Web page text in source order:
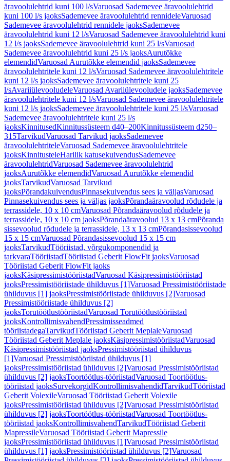
äravoolulehtrid kuni 100 l/sVaruosad Sademevee äravoolulehtrid
kuni 100 l/s jaoksSademevee äravoolulehtrid rennideleVaruosad
Sademevee äravoolulehtrid rennidele jaoksSademevee
äravoolulehtrid kuni 12 l/sVaruosad Sademevee äravoolulehtrid kuni
12 l/s jaoksSademevee äravoolulehtrid kuni 25 l/sVaruosad
Sademevee äravoolulehtrid kuni 25 l/s jaoksAurutõkke
elemendidVaruosad Aurutõkke elemendid jaoksSademevee
äravoolulehtritele kuni 12 l/sVaruosad Sademevee äravoolulehtritele
kuni 12 l/s jaoksSademevee äravoolulehtritele kuni 25
l/sAvariiülevooludeleVaruosad Avariiülevooludele jaoksSademevee
äravoolulehtritele kuni 12 l/sVaruosad Sademevee äravoolulehtritele
kuni 12 l/s jaoksSademevee äravoolulehtritele kuni 25 l/sVaruosad
Sademevee äravoolulehtritele kuni 25 l/s
jaoksKinnitusedKinnitussüsteem d40–200Kinnitussüsteem d250–
315TarvikudVaruosad Tarvikud jaoksSademevee
äravoolulehtriteleVaruosad Sademevee äravoolulehtritele
jaoksKinnitusteleHarilik katusekuivendusSademevee
äravoolulehtridVaruosad Sademevee äravoolulehtrid
jaoksAurutõkke elemendidVaruosad Aurutõkke elemendid
jaoksTarvikudVaruosad Tarvikud
jaoksPõrandakuivendusPinnasekuivendus sees ja väljasVaruosad
Pinnasekuivendus sees ja väljas jaoksPõrandaäravoolud rõdudele ja
terrassidele, 10 x 10 cmVaruosad Põrandaäravoolud rõdudele ja
terrassidele, 10 x 10 cm jaoksPõrandaäravoolud 13 x 13 cmPõranda
sissevoolud rõdudele ja terrassidele, 13 x 13 cmPõrandasissevoolud
15 x 15 cmVaruosad Põrandasissevoolud 15 x 15 cm
jaoksTarvikudTööriistad, võrgukomponendid ja
tarkvaraTööriistadTööriistad Geberit FlowFit jaoksVaruosad
Tööriistad Geberit FlowFit jaoks
jaoksKäsipressimistööriistadVaruosad Käsipressimistööriistad
jaoksPressimistööriistade ühilduvus [1]Varuosad Pressimistööriistade
ühilduvus [1] jaoksPressimistööriistade ühilduvus [2]Varuosad
Pressimistööriistade ühilduvus [2]
jaoksTorutöötlustööriistadVaruosad Torutöötlustööriistad
jaoksKontrollimisvahendPressimisseadmed
tööriistadegaTarvikudTööriistad Geberit MeplaleVaruosad
Tööriistad Geberit Meplale jaoksKäsipressimistööriistadVaruosad
Käsipressimistööriistad jaoksPressimistööriistad ühilduvus
[1]Varuosad Pressimistööriistad ühilduvus [1]
jaoksPressimistööriistad ühilduvus [2]Varuosad Pressimistööriistad
ühilduvus [2] jaoksToortöötlus-tööriistadVaruosad Toortöötlus-
tööriistad jaoksSurvekorgidKontrollimisvahendidTarvikudTööriistad
Geberit VolexileVaruosad Tööriistad Geberit Volexile
jaoksPressimistööriistad ühilduvus [2]Varuosad Pressimistööriistad
ühilduvus [2] jaoksToortöötlus-tööriistadVaruosad Toortöötlus-
tööriistad jaoksKontrollimisvahendTarvikudTööriistad Geberit
MapressileVaruosad Tööriistad Geberit Mapressile
jaoksPressimistööriistad ühilduvus [1]Varuosad Pressimistööriistad
ühilduvus [1] jaoksPressimistööriistad ühilduvus [2]Varuosad